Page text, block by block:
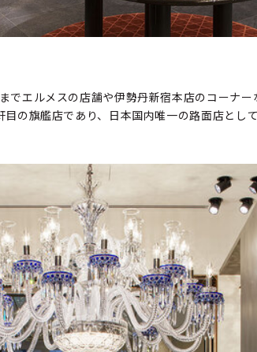
でエルメスの店舗や伊勢丹新宿本店のコーナ
の旗艦店であり、日本国内唯一の路面店とし